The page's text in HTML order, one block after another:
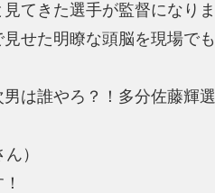
てきた選手が監督になりま
せた明瞭な頭脳を現場でも
は誰やろ？！多分佐藤輝選
）